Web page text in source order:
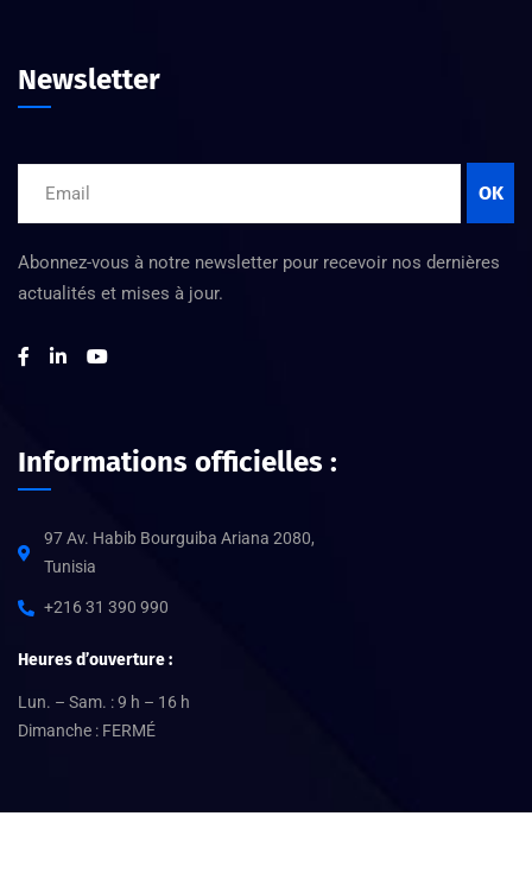
Newsletter
OK
Abonnez-vous à notre newsletter pour recevoir nos dernières
actualités et mises à jour.
Informations officielles :
97 Av. Habib Bourguiba Ariana 2080,
Tunisia
+216 31 390 990
Heures d’ouverture :
Lun. – Sam. : 9 h – 16 h
Dimanche : FERMÉ